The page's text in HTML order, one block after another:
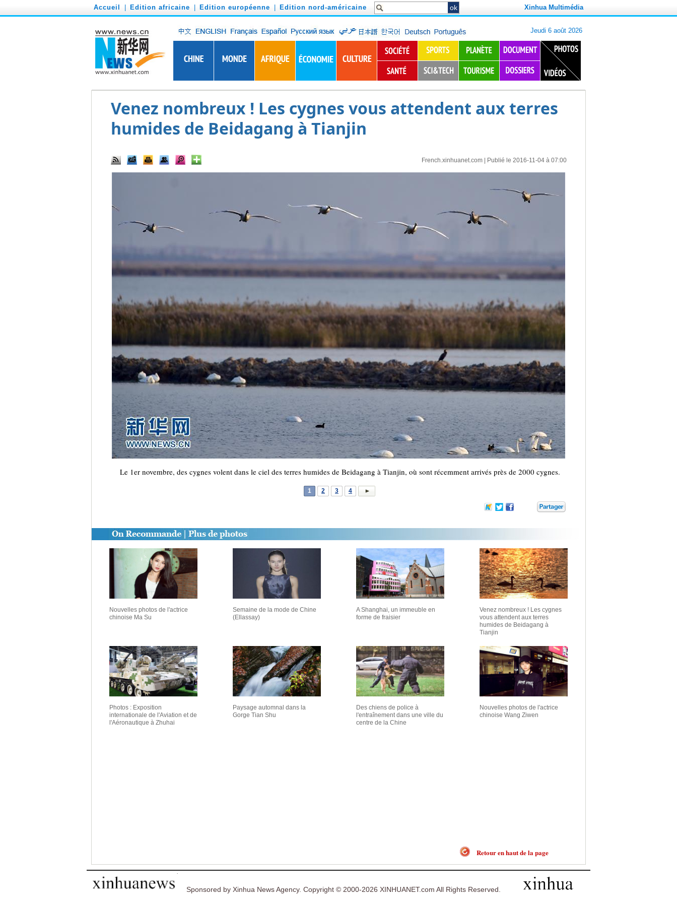
Accueil Edition africaine Edition européenne Edition nord-américaine Xinhua Multimédia
Venez nombreux ! Les cygnes vous attendent aux terres
humides de Beidagang à Tianjin
French.xinhuanet.com| Publié le 2016-11-04 à 07:00
Le 1er novembre, des cygnes volent dans le ciel des terres humides de Beidagang à Tianjin, où sont récemment arrivés près de 2000 cygnes.
1 2 3 4
Nouvelles photos de l'actrice
chinoise Ma Su
Semaine de la mode de Chine
(Ellassay)
A Shanghai, un immeuble en
forme de fraisier
Venez nombreux ! Les cygnes
vous attendent aux terres
humides de Beidagang à
Tianjin
Photos : Exposition
internationale de l'Aviation et de
l'Aéronautique à Zhuhai
Paysage automnal dans la
Gorge Tian Shu
Des chiens de police à
l'entraînement dans une ville du
centre de la Chine
Nouvelles photos de l'actrice
chinoise Wang Ziwen
Retour en haut de la page
Sponsored by Xinhua News Agency. Copyright © 2000-2026 XINHUANET.com All Rights Reserved.